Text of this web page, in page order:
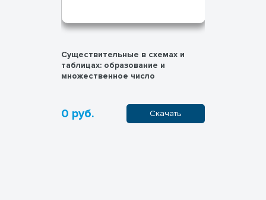
Существительные в схемах и
таблицах: образование и
множественное число
0 руб. Скачать